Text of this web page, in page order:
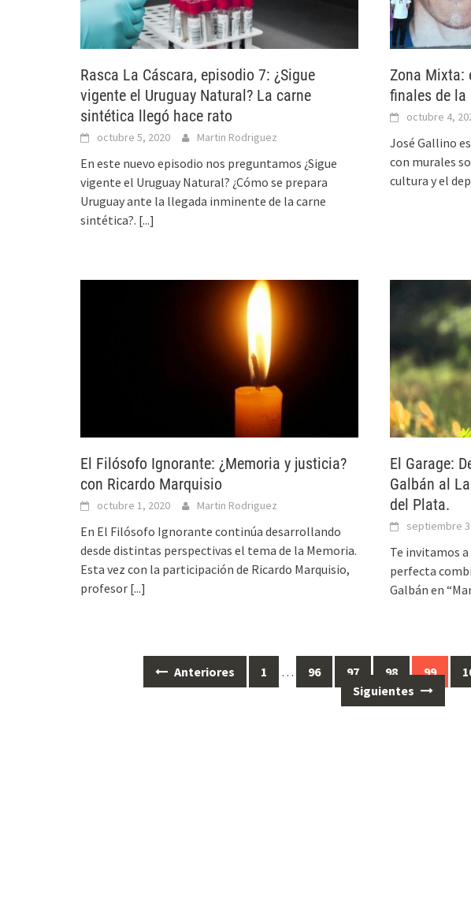
Rasca La Cáscara, episodio 7: ¿Sigue
vigente el Uruguay Natural? La carne
sintética llegó hace rato
octubre 5, 2020 Martin Rodriguez
En este nuevo episodio nos preguntamos ¿Sigue
vigente el Uruguay Natural? ¿Cómo se prepara
Uruguay ante la llegada inminente de la carne
sintética?. [...]
Zona Mixta:
finales de la
octubre 4,
José Gallino
con murales
cultura y el
El Filósofo Ignorante: ¿Memoria y justicia?
con Ricardo Marquisio
octubre 1, 2020 Martin Rodriguez
En El Filósofo Ignorante continúa desarrollando
desde distintas perspectivas el tema de la Memoria.
Esta vez con la participación de Ricardo Marquisio,
profesor [...]
El Garage:
Galbán al
del Plata.
septiembre
Te invitamos
perfecta
Galbán en
Anteriores 1 … 96 97 98 99
Siguientes